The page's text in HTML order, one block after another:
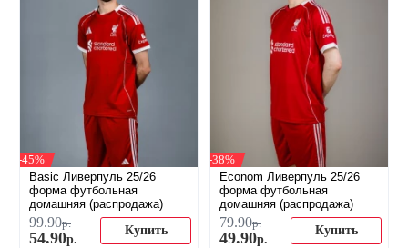
-45%
Basic Ливерпуль 25/26
форма футбольная
домашняя (распродажа)
99.90р.
54.90р.
Купить
-38%
Econom Ливерпуль 25/26
форма футбольная
домашняя (распродажа)
79.90р.
49.90р.
Купить